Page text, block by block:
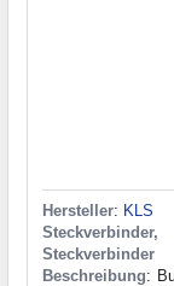
Hersteller: KLS
Steckverbinder
Beschreibung: